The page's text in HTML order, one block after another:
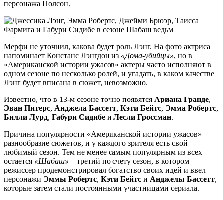
персонажа Полсон.
Мерфи не уточнил, какова будет роль Лэнг. На фото актриса
напоминает Констанс Лэнгдон из «Дома-убийцы», но в
«Американской истории ужасов» актеры часто исполняют в
одном сезоне по несколько ролей, и угадать, в каком качестве
Лэнг будет вписана в сюжет, невозможно.
Известно, что в 13-м сезоне точно появятся Ариана Гранде,
Эван Питерс, Анджела Бассетт, Кэти Бейтс, Эмма Робертс,
Билли Лурд, Габури Сидибе и Лесли Гроссман.
Причина популярности «Американской истории ужасов» –
разнообразие сюжетов, и у каждого зрителя есть свой
любимый сезон. Тем не менее самым популярным из всех
остается «Шабаш» – третий по счету сезон, в котором
режиссер продемонстрировал богатство своих идей и ввел
персонажи Эммы Робертс, Кэти Бейтс и Анджелы Бассетт,
которые затем стали постоянными участницами сериала.